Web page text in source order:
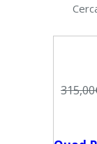
315,00